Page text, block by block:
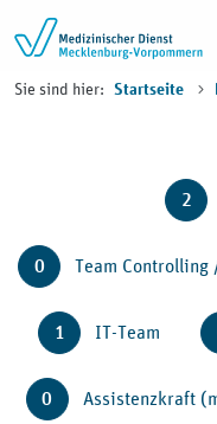
Zum Inhalt springen
Sie sind hier: Startseite
2
0 Team
1 IT-Team
0
Assistenzkraft